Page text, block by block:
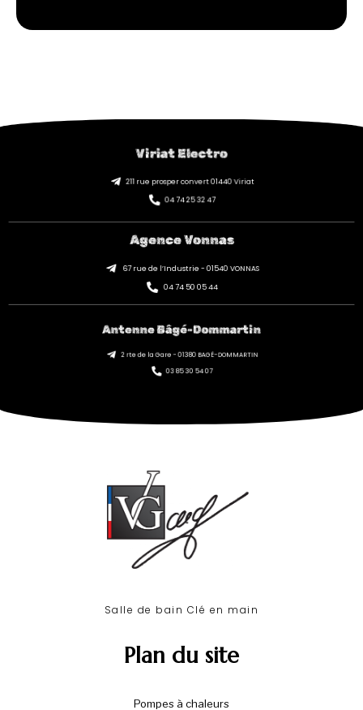
Viriat Electro
211 rue prosper convert 01440 Viriat
04 74 25 32 47
Agence Vonnas
67 rue de l’Industrie - 01540 VONNAS
04 74 50 05 44
Antenne Bâgé-Dommartin
2 rte de la Gare - 01380 BAGÉ-DOMMARTIN
03 85 30 54 07
Salle de bain Clé en main​
Plan du site
Pompes à chaleurs